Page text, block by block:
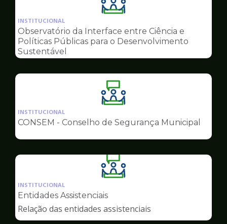
Ilustração
da
pagina
de
INSTITUCIONAL
Observatório da Interface entre Ciência e
Políticas Públicas para o Desenvolvimento
Sustentável
Ilustração
da
pagina
Conselhos
INSTITUCIONAL
CONSEM - Conselho de Segurança Municipal
Ilustração
da
de
Conselhos
INSTITUCIONAL
Entidades Assistenciais
Relação das entidades assistenciais